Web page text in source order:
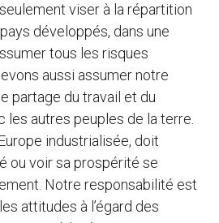
viser à la répartition
développés, dans une
tous les risques
aussi assumer notre
partage du travail et du
autres peuples de la terre.
industrialisée, doit
ou voir sa prospérité se
Notre responsabilité est
attitudes à l’égard des